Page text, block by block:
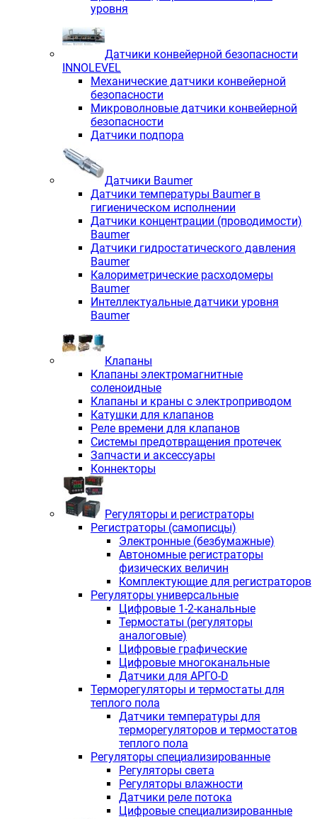
уровня
Датчики конвейерной безопасности
INNOLEVEL
Механические датчики конвейерной
безопасности
Микроволновые датчики конвейерной
безопасности
Датчики подпора
Датчики Baumer
Датчики температуры Baumer в
гигиеническом исполнении
Датчики концентрации (проводимости)
Baumer
Датчики гидростатического давления
Baumer
Калориметрические расходомеры
Baumer
Интеллектуальные датчики уровня
Baumer
Клапаны
Клапаны электромагнитные
соленоидные
Клапаны и краны с электроприводом
Катушки для клапанов
Реле времени для клапанов
Системы предотвращения протечек
Запчасти и аксессуары
Коннекторы
Регуляторы и регистраторы
Регистраторы (самописцы)
Электронные (безбумажные)
Автономные регистраторы
физических величин
Комплектующие для регистраторов
Регуляторы универсальные
Цифровые 1-2-канальные
Термостаты (регуляторы
аналоговые)
Цифровые графические
Цифровые многоканальные
Датчики для АРГО-D
Терморегуляторы и термостаты для
теплого пола
Датчики температуры для
терморегуляторов и термостатов
теплого пола
Регуляторы специализированные
Регуляторы света
Регуляторы влажности
Датчики реле потока
Цифровые специализированные